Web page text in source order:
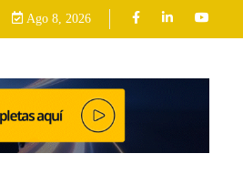
Ago 8, 2026